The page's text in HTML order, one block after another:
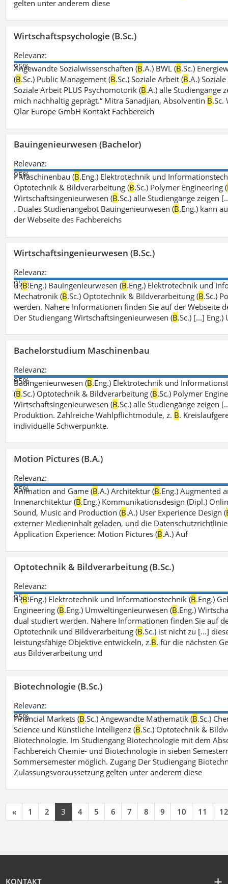
gelten unter anderem diese
Wirtschaftspsychologie (B.Sc.)
Relevanz:
95%
Angewandte Sozialwissenschaften (B.A.) BWL (B.Sc.)
(B.Sc.) Public Management (B.Sc.) Soziale Arbeit (B.A.)
Soziale Arbeit PLUS Psychomotorik (B.A.) alle Studiengänge
mich nachhaltig geprägt.“ Mitra Sanadjian, Absolventin B.Sc.
Qlar Europe GmbH Kontakt Fachbereich
Bauingenieurwesen (Bachelor)
Relevanz:
95%
r Maschinenbau (B.Eng.) Elektrotechnik und
Optotechnik & Bildverarbeitung (B.Sc.) Polymer Engineering (
Wirtschaftsingenieurwesen (B.Sc.) alle Studiengänge
. Duales Studienangebot Bauingenieurwesen (B.Eng.) kann
der Webseite des Fachbereichs
Wirtschaftsingenieurwesen (B.Sc.)
Relevanz:
95%
u (B.Eng.) Bauingenieurwesen (B.Eng.) Elektrotechnik und
Mechatronik (B.Sc.) Optotechnik & Bildverarbeitung (B.Sc.)
werden. Nähere Informationen finden Sie auf der Webseite
Der Studiengang Wirtschaftsingenieurwesen (B.Sc.) [...]
Bachelorstudium Maschinenbau
Relevanz:
95%
Bauingenieurwesen (B.Eng.) Elektrotechnik und
(B.Sc.) Optotechnik & Bildverarbeitung (B.Sc.) Polymer
Wirtschaftsingenieurwesen (B.Sc.) alle Studiengänge
Produktion. Zahlreiche Wahlpflichtmodule, z. B.
individuelle Schwerpunkte.
Motion Pictures (B.A.)
Relevanz:
95%
Animation and Game (B.A.) Architektur (B.Eng.) Augmented
Innenarchitektur (B.Eng.) Kommunikationsdesign (Dipl.)
Sound, Music and Production (B.A.) User Experience Design (
externer Medieninhalt geladen, und die
Application Experience: Motion Pictures (B.A.) Auf
Optotechnik & Bildverarbeitung (B.Sc.)
Relevanz:
95%
n (B.Eng.) Elektrotechnik und Informationstechnik (B.Eng.)
Engineering (B.Eng.) Umweltingenieurwesen (B.Eng.)
dual studiert werden. Nähere Informationen finden Sie auf
Optotechnik und Bildverarbeitung (B.Sc.) ist nicht zu [...]
leistungsfähige Objektive entwickeln, z.B. für die nächsten
aus Bildverarbeitung und
Biotechnologie (B.Sc.)
Relevanz:
95%
Financial Markets (B.Sc.) Angewandte Mathematik (B.Sc.)
Science und Künstliche Intelligenz (B.Sc.) Optotechnik &
Biotechnologie. Im Studiengang Biotechnologie mit dem
Fachbereich Chemie- und Biotechnologie in sieben
Sommersemester möglich. Zugang Der Studiengang
Zulassungsvoraussetzung gelten unter anderem diese
« 1 2 3 4 5 6 7 8 9 10 11 12
KONTAKT